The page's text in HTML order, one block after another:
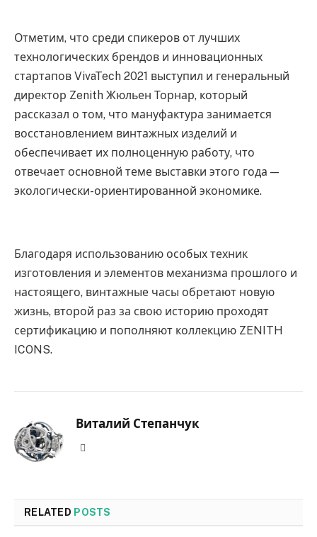
Отметим, что среди спикеров от лучших
технологических брендов и инновационных
стартапов VivaTech 2021 выступил и генеральный
директор Zenith Жюльен Торнар, который
рассказал о том, что мануфактура занимается
восстановлением винтажных изделий и
обеспечивает их полноценную работу, что
отвечает основной теме выставки этого года —
экологически-ориентированной экономике.
Благодаря использованию особых техник
изготовления и элементов механизма прошлого и
настоящего, винтажные часы обретают новую
жизнь, второй раз за свою историю проходят
сертификацию и пополняют коллекцию ZENITH
ICONS.
Виталий Степанчук
RELATED POSTS